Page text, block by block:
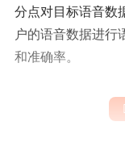
分点对目标语音数
户的语音数据进行
和准确率。